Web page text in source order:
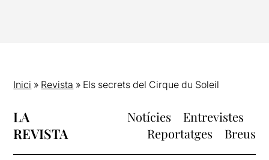
Inici » Revista » Els secrets del Cirque du Soleil
LA
REVISTA
Notícies
Entrevistes
Reportatges
Breus